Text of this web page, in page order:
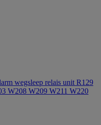
wegsleep relais unit R129
W208 W209 W211 W220